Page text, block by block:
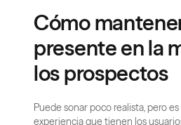
Cómo
presente en la
los prospectos
Puede sonar poco realista, pero
experiencia que tienen los